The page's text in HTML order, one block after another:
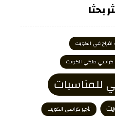
بحثا
افراح في الكويت
كراسي ملكي الكويت
للمناسبات
تأجير كراسي الكويت